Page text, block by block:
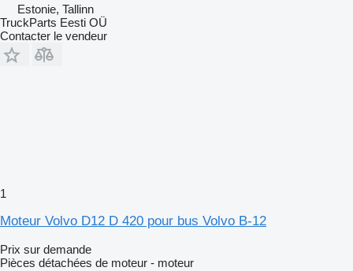
Estonie, Tallinn
TruckParts Eesti OÜ
Contacter le vendeur
1
Moteur Volvo D12 D 420 pour bus Volvo B-12
Prix sur demande
Pièces détachées de moteur - moteur